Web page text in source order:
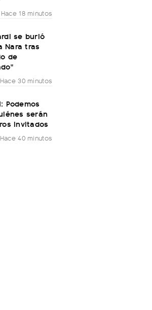
Hace 18 minutos
se burló
Nara tras
de
Hace 30 minutos
Podemos
serán
invitados
Hace 40 minutos